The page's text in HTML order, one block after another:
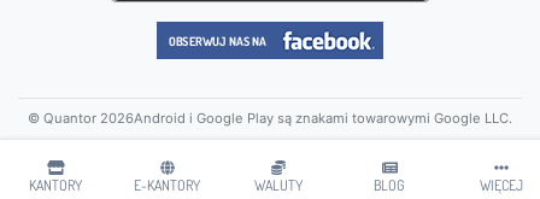
KANTORY E-KANTORY WALUTY BLOG WIĘCEJ
© Quantor 2026Android i Google Play są znakami towarowymi Google LLC.